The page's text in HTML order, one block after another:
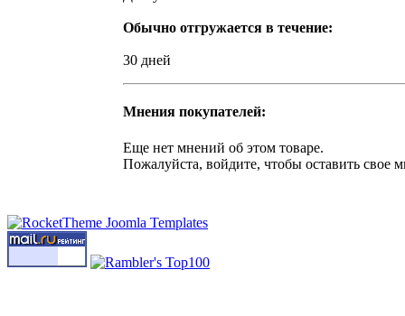
Обычно отгружается в течение:
30 дней
Мнения покупателей:
Еще нет мнений об этом товаре.
Пожалуйста, войдите, чтобы оставить свое